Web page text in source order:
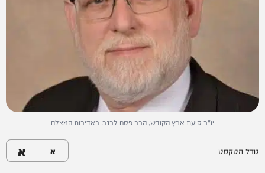
יו"ר סיעת ארץ הקודש, הרב פסח לרנר. באדיבות המצלם
גודל הטקסט א א